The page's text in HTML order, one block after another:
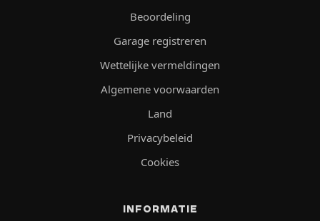
Beoordeling
Garage registreren
Wettelijke vermeldingen
Algemene voorwaarden
Land
Privacybeleid
Cookies
INFORMATIE